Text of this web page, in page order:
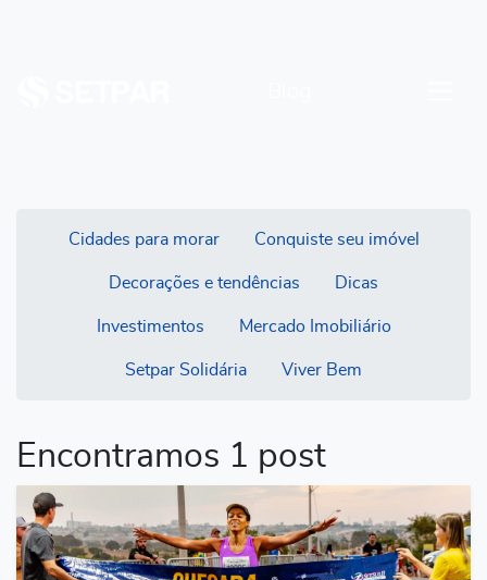
Cidades para morar Conquiste seu imóvel
Decorações e tendências Dicas
Investimentos Mercado Imobiliário
Setpar Solidária Viver Bem
Encontramos 1 post